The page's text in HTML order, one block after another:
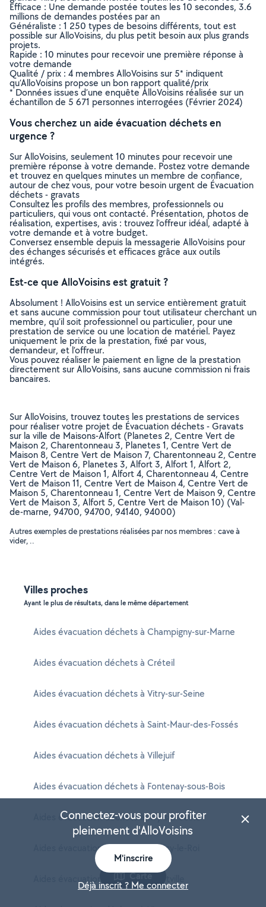
Efficace : Une demande postée toutes les 10 secondes, 3.6
millions de demandes postées par an
Généraliste : 1 250 types de besoins différents, tout est
possible sur AlloVoisins, du plus petit besoin aux plus grands
projets.
Rapide : 10 minutes pour recevoir une première réponse à
votre demande
Qualité / prix : 4 membres AlloVoisins sur 5* indiquent
qu’AlloVoisins propose un bon rapport qualité/prix
* Données issues d’une enquête AlloVoisins réalisée sur un
échantillon de 5 671 personnes interrogées (Février 2024)
Vous cherchez un aide évacuation déchets en
urgence ?
Sur AlloVoisins, seulement 10 minutes pour recevoir une
première réponse à votre demande. Postez votre demande
et trouvez en quelques minutes un membre de confiance,
autour de chez vous, pour votre besoin urgent de Évacuation
déchets - gravats
Consultez les profils des membres, professionnels ou
particuliers, qui vous ont contacté. Présentation, photos de
réalisation, expertises, avis : trouvez l'offreur idéal, adapté à
votre demande et à votre budget.
Conversez ensemble depuis la messagerie AlloVoisins pour
des échanges sécurisés et efficaces grâce aux outils
intégrés.
Est-ce que AlloVoisins est gratuit ?
Absolument ! AlloVoisins est un service entièrement gratuit
et sans aucune commission pour tout utilisateur cherchant un
membre, qu’il soit professionnel ou particulier, pour une
prestation de service ou une location de matériel. Payez
uniquement le prix de la prestation, fixé par vous,
demandeur, et l’offreur.
Vous pouvez réaliser le paiement en ligne de la prestation
directement sur AlloVoisins, sans aucune commission ni frais
bancaires.
Sur AlloVoisins, trouvez toutes les prestations de services
pour réaliser votre projet de Évacuation déchets - Gravats
sur la ville de Maisons-Alfort (Planetes 2, Centre Vert de
Maison 2, Charentonneau 3, Planetes 1, Centre Vert de
Maison 8, Centre Vert de Maison 7, Charentonneau 2, Centre
Vert de Maison 6, Planetes 3, Alfort 3, Alfort 1, Alfort 2,
Centre Vert de Maison 1, Alfort 4, Charentonneau 4, Centre
Vert de Maison 11, Centre Vert de Maison 4, Centre Vert de
Maison 5, Charentonneau 1, Centre Vert de Maison 9, Centre
Vert de Maison 3, Alfort 5, Centre Vert de Maison 10) (Val-
de-marne, 94700, 94700, 94140, 94000)
Autres exemples de prestations réalisées par nos membres : cave à
vider, ..
Villes proches
Ayant le plus de résultats, dans le même département
Aides évacuation déchets à Champigny-sur-Marne
Aides évacuation déchets à Créteil
Aides évacuation déchets à Vitry-sur-Seine
Aides évacuation déchets à Saint-Maur-des-Fossés
Aides évacuation déchets à Villejuif
Aides évacuation déchets à Fontenay-sous-Bois
Aides évacuation déchets à Ivry-sur-Seine
Aides évacuation déchets à Choisy-le-Roi
Aides évacuation déchets à Alfortville
Carte
Connectez-vous pour profiter
pleinement d'AlloVoisins
M'inscrire
Déjà inscrit ? Me connecter